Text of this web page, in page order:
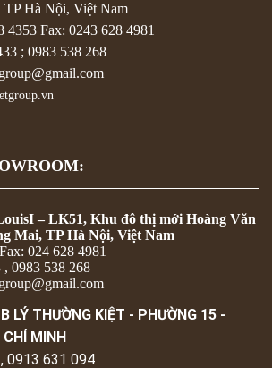
TP Hà Nội, Việt Nam
4353 Fax: 0243 628 4981
; 0983 538 268
– LK51, Khu đô thị mới Hoàng Văn
Mai, TP Hà Nội, Việt Nam
024 628 4981
0983 538 268
LÝ THƯỜNG KIỆT - PHƯỜNG 15 -
MINH
0913 631 094